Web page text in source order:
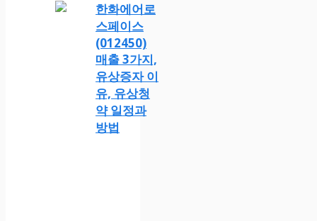
한화에어로
스페이스
(012450)
매출 3가지,
유상증자 이
유, 유상청
약 일정과
방법